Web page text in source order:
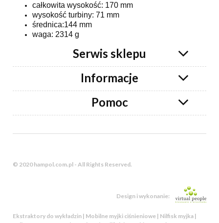
całkowita wysokość: 170 mm
wysokość turbiny: 71 mm
średnica:144 mm
waga: 2314 g
Serwis sklepu
Informacje
Pomoc
© 2020 hampol.com.pl - All Rights Reserved.
Design i wykonanie:
Ekstraktory do wykładzin | Mobilne myjki ciśnieniowe | Nilfisk myjka |